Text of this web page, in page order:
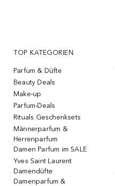
TOP KATEGORIEN
Parfum & Düfte
Beauty Deals
Make-up
Parfum-Deals
Rituals Geschenksets
Männerparfum &
Herrenparfum
Damen Parfum im SALE
Yves Saint Laurent
Damendüfte
Damenparfum &